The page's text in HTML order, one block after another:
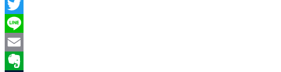
Facebook
Twitter
Line
Email